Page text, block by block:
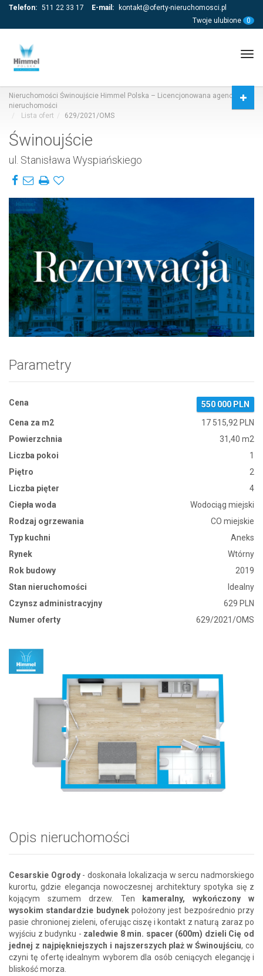
Telefon: 511 22 33 17 E-mail:
kontakt@oferty-nieruchomosci.pl
Twoje ulubione
0
Nieruchomości Świnoujście Himmel Polska – Licencjonowana agencja
nieruchomości
Lista ofert
629/2021/OMS
Świnoujście
ul. Stanisława Wyspiańskiego
Zdjęcie 1
Parametry
Cena
550 000 PLN
Cena za m2
17 515,92 PLN
Powierzchnia
31,40 m2
Liczba pokoi
1
Piętro
2
Liczba pięter
4
Ciepła woda
Wodociąg miejski
Rodzaj ogrzewania
CO miejskie
Typ kuchni
Aneks
Rynek
Wtórny
Rok budowy
2019
Stan nieruchomości
Idealny
Czynsz administracyjny
629 PLN
Numer oferty
629/2021/OMS
Opis nieruchomości
Cesarskie Ogrody- doskonała lokalizacja w sercu nadmorskiego
kurortu, gdzie elegancja nowoczesnej architektury spotyka się z
kojącym szumem drzew. Ten
kameralny, wykończony w
wysokim standardzie budynekpołożony jest bezpośrednio przy
pasie chronionej zieleni, oferując ciszę i kontakt z naturą zaraz po
wyjściu z budynku - zaledwie 8 min. spacer (600m) dzieli Cię od
jednej z najpiękniejszych i najszerszych plaż w Świnoujściu, co
czyni tę ofertę idealnym wyborem dla osób ceniących elegancję i
bliskość morza.